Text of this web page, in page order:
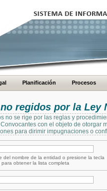
Planificación Procesos
regidos por la Ley
no se rige por las reglas y
con el objeto de
para dirimir impugnaciones o
del nombre de la entidad o presione la tecla
obtener la lista completa